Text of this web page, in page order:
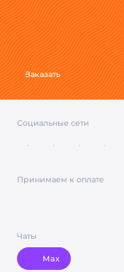
Заказать
Социальные сети
Принимаем к оплате
Чаты
Max